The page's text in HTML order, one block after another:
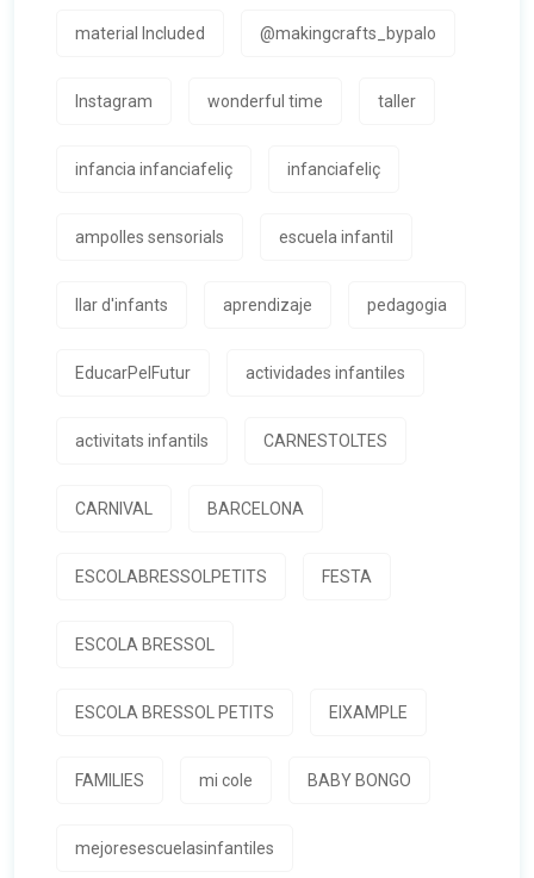
material Included @makingcrafts_bypalo
Instagram wonderful time taller
infancia infanciafeliç infanciafeliç
ampolles sensorials escuela infantil
llar d'infants aprendizaje pedagogia
EducarPelFutur actividades infantiles
activitats infantils CARNESTOLTES
CARNIVAL BARCELONA
ESCOLABRESSOLPETITS FESTA
ESCOLA BRESSOL
ESCOLA BRESSOL PETITS EIXAMPLE
FAMILIES mi cole BABY BONGO
mejoresescuelasinfantiles